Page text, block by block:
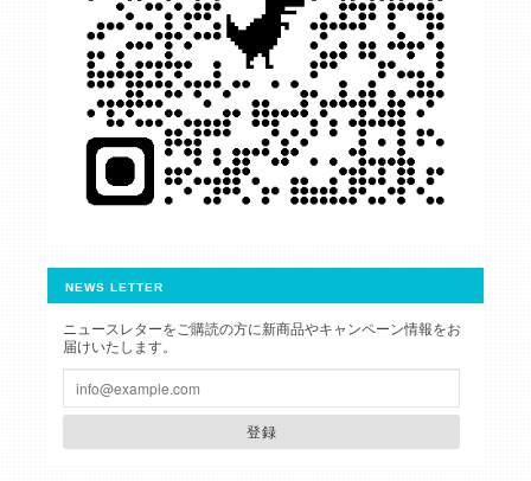
NEWS LETTER
ニュースレターをご購読の方に新商品やキャンペーン情報をお
届けいたします。
登録